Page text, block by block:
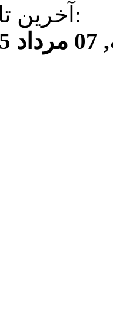
آخرين تاريخ بروزرسانی: